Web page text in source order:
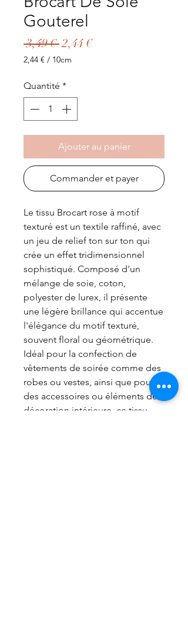
Gouterel
3,49 € Prix
original
2,44 €Prix
2,44 € / 10cm
pour
Centimètres
Quantité *
Ajouter au panier
Commander et payer
Le tissu Brocart rose à motif
texturé est un textile raffiné, avec
un jeu de relief ton sur ton qui
crée un effet tridimensionnel
sophistiqué. Composé d'un
mélange de soie, coton,
polyester de lurex, il présente
une légère brillance qui accentue
l'élégance du motif texturé,
souvent floral ou géométrique.
Idéal pour la confection de
vêtements de soirée comme des
robes ou vestes, ainsi que pour
des accessoires ou éléments de
décoration intérieure, ce tissu